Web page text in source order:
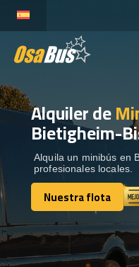
content
ALQUILER DE
DESTINOS
RECORRIDAS
Alquiler de
Bietigheim-
Alquila un minibús en
profesionales locales.
Nuestra flota
Nuestra flota